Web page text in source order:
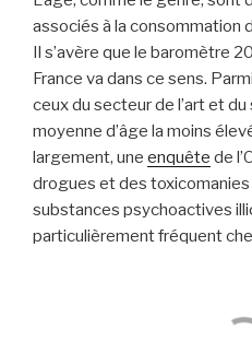
associés à la consommation
Il s’avère que le baromètre
France va dans ce sens.
ceux du secteur de l’art et
moyenne d’âge la moins
largement, une enquête de
drogues et des toxicomanies
substances psychoactives
particulièrement fréquent